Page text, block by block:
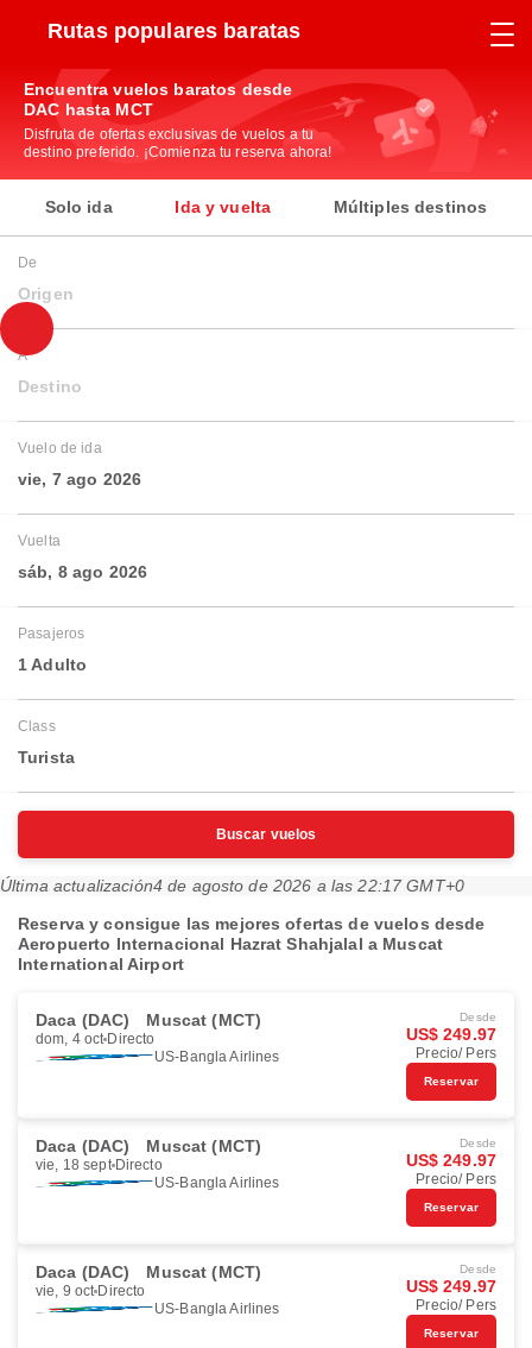
Rutas populares baratas
Encuentra vuelos baratos desde
DAC hasta MCT
Disfruta de ofertas exclusivas de vuelos a tu
destino preferido. ¡Comienza tu reserva ahora!
Solo ida Ida y vuelta Múltiples destinos
De
Origen
A
Destino
Vuelo de ida
vie, 7 ago 2026
Vuelta
sáb, 8 ago 2026
Pasajeros
1 Adulto
Class
Turista
Buscar vuelos
Última actualización4 de agosto de 2026 a las 22:17 GMT+0
Reserva y consigue las mejores ofertas de vuelos desde
Aeropuerto Internacional Hazrat Shahjalal a Muscat
International Airport
Daca (DAC) Muscat (MCT)
dom, 4 oct Directo
US-Bangla Airlines
Desde
US$ 249.97
Precio/ Pers
Reservar
Daca (DAC) Muscat (MCT)
vie, 18 sept Directo
US-Bangla Airlines
Desde
US$ 249.97
Precio/ Pers
Reservar
Daca (DAC) Muscat (MCT)
vie, 9 oct Directo
US-Bangla Airlines
Desde
US$ 249.97
Precio/ Pers
Reservar